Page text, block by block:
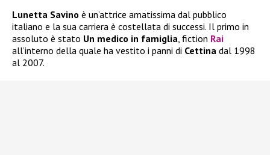
Lunetta Savino è un’attrice amatissima dal pubblico
italiano e la sua carriera è costellata di successi. Il primo in
assoluto è stato Un medico in famiglia, fiction Rai
all’interno della quale ha vestito i panni di Cettina dal 1998
al 2007.